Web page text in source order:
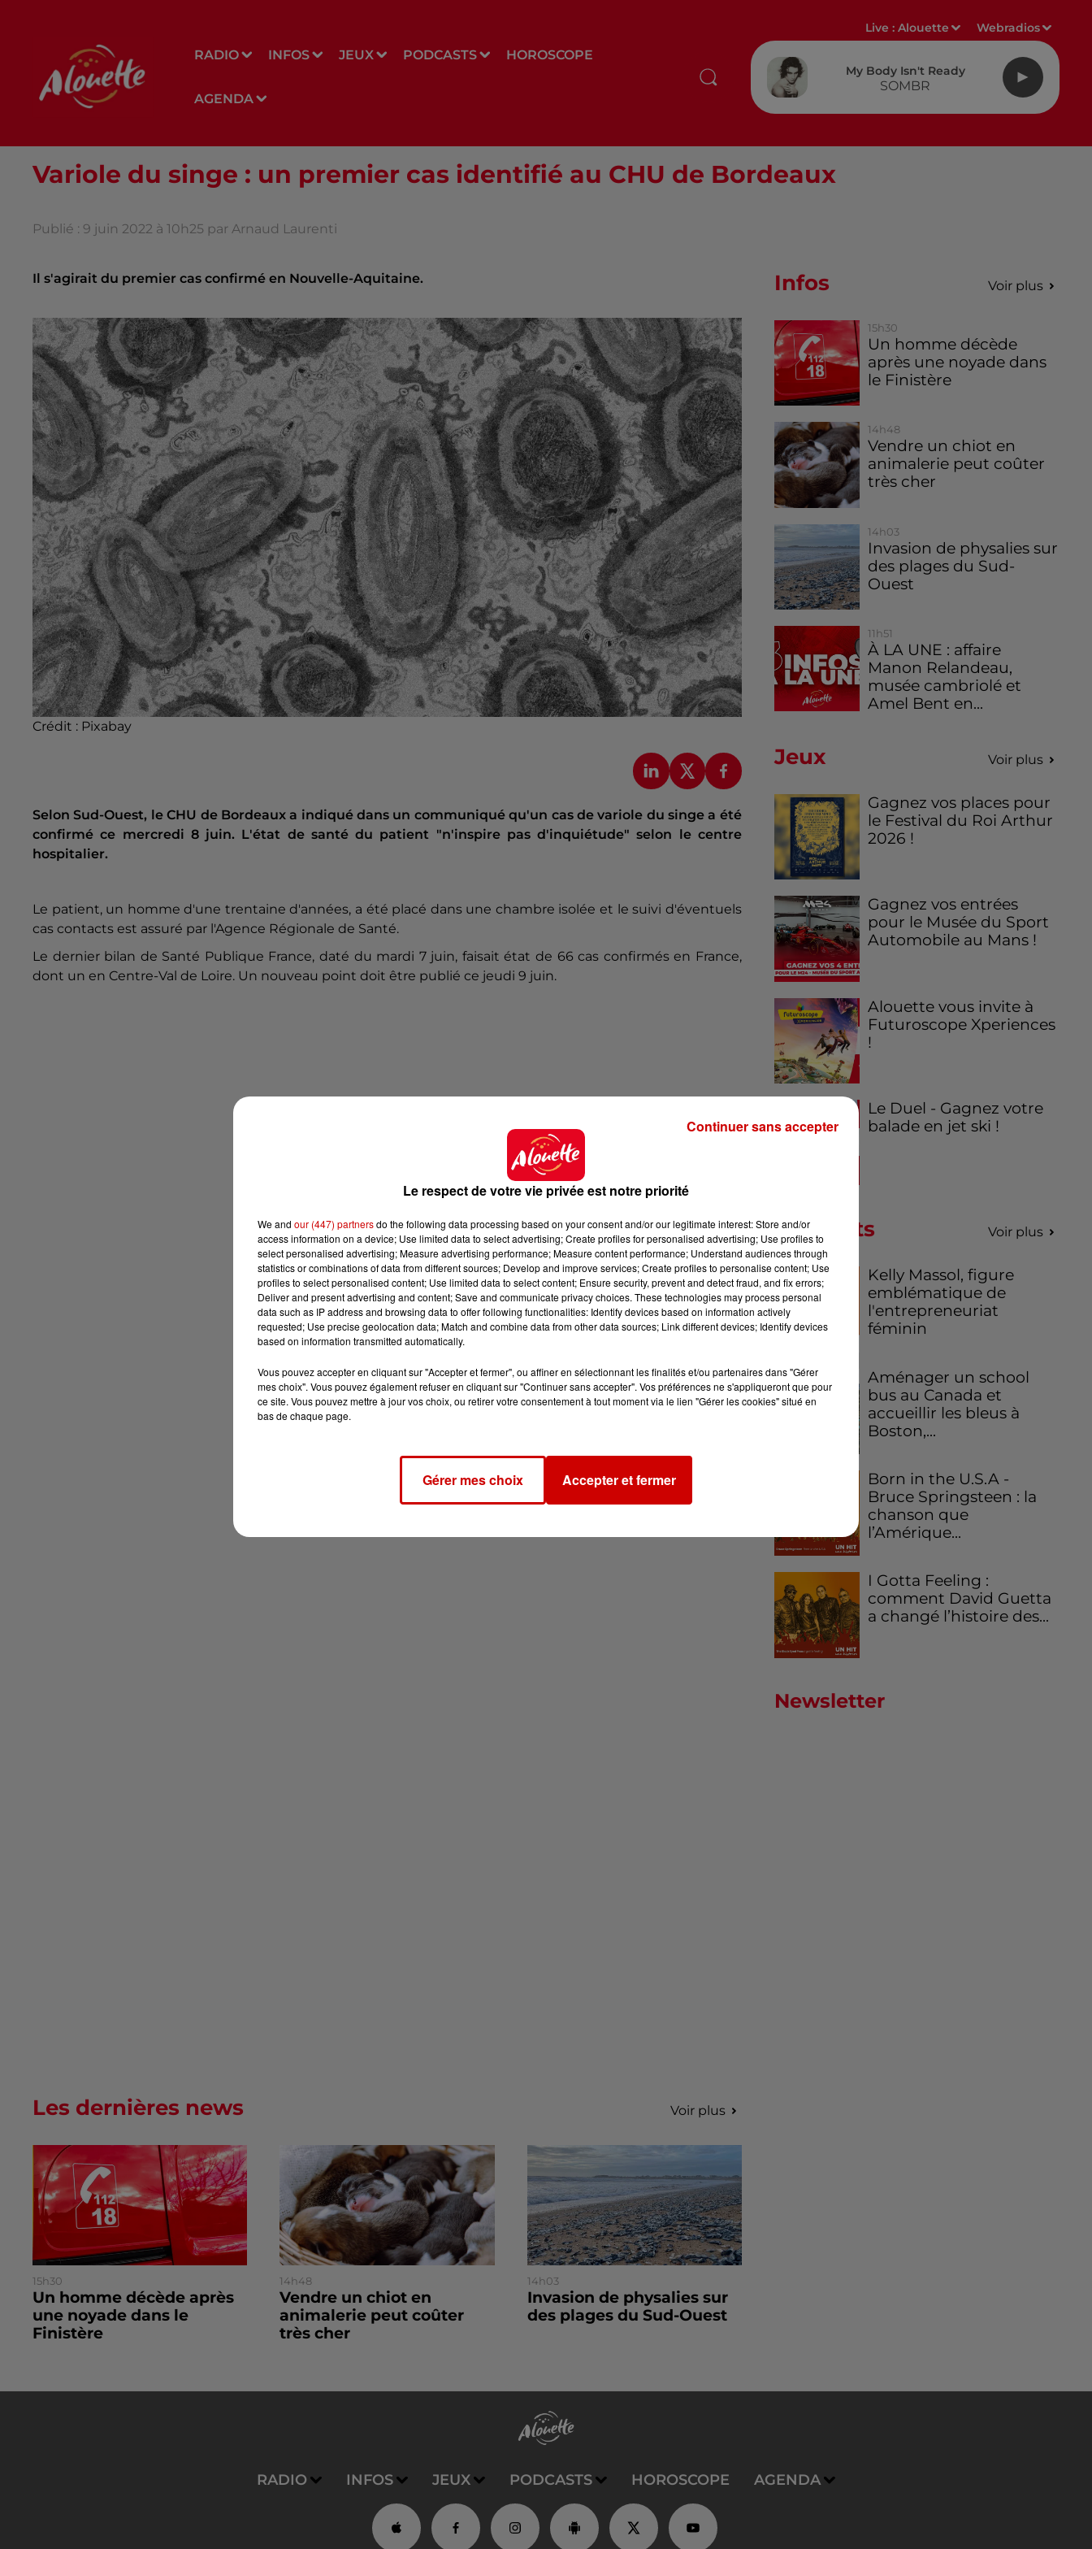
RADIO INFOS JEUX PODCASTS HOROSCOPE
AGENDA
Live :Alouette Webradios
My Body Isn't Ready
SOMBR
Variole du singe : un premier cas identifié au CHU de Bordeaux
Publié : 9 juin 2022 à 10h25 par Arnaud Laurenti
Il s'agirait du premier cas confirmé en Nouvelle-Aquitaine.
Crédit : Pixabay
Selon Sud-Ouest, le CHU de Bordeaux a indiqué dans un communiqué qu'un cas de variole du singe a été
confirmé ce mercredi 8 juin. L'état de santé du patient "n'inspire pas d'inquiétude" selon le centre
hospitalier.
Le patient, un homme d'une trentaine d'années, a été placé dans une chambre isolée et le suivi d'éventuels
cas contacts est assuré par l'Agence Régionale de Santé.
Le dernier bilan de Santé Publique France, daté du mardi 7 juin, faisait état de 66 cas confirmés en France,
dont un en Centre-Val de Loire. Un nouveau point doit être publié ce jeudi 9 juin.
Infos Voir plus
15h30
Un homme décède
après une noyade dans
le Finistère
14h48
Vendre un chiot en
animalerie peut coûter
très cher
14h03
Invasion de physalies sur
des plages du Sud-
Ouest
11h51
À LA UNE : affaire
Manon Relandeau,
musée cambriolé et
Amel Bent en...
Jeux Voir plus
Gagnez vos places pour
le Festival du Roi Arthur
2026 !
Gagnez vos entrées
pour le Musée du Sport
Automobile au Mans !
Alouette vous invite à
Futuroscope Xperiences
!
Le Duel - Gagnez votre
balade en jet ski !
Podcasts Voir plus
Kelly Massol, figure
emblématique de
l'entrepreneuriat
féminin
Aménager un school
bus au Canada et
accueillir les bleus à
Boston,...
Born in the U.S.A -
Bruce Springsteen : la
chanson que
l’Amérique...
I Gotta Feeling :
comment David Guetta
a changé l’histoire des...
Newsletter
Les dernières news Voir plus
15h30
Un homme décède après
une noyade dans le
Finistère
14h48
Vendre un chiot en
animalerie peut coûter
très cher
14h03
Invasion de physalies sur
des plages du Sud-Ouest
RADIO INFOS JEUX PODCASTS HOROSCOPE AGENDA
Le respect de votre vie privée est notre priorité
We and our (447) partnersdo the following data processing based on your consent and/or our legitimate interest: Store and/or
access information on a device; Use limited data to select advertising; Create profiles for personalised advertising; Use profiles to
select personalised advertising; Measure advertising performance; Measure content performance; Understand audiences through
statistics or combinations of data from different sources; Develop and improve services; Create profiles to personalise content; Use
profiles to select personalised content; Use limited data to select content; Ensure security, prevent and detect fraud, and fix errors;
Deliver and present advertising and content; Save and communicate privacy choices. These technologies may process personal
data such as IP address and browsing data to offer following functionalities: Identify devices based on information actively
requested; Use precise geolocation data; Match and combine data from other data sources; Link different devices; Identify devices
based on information transmitted automatically.
Vous pouvez accepter en cliquant sur "Accepter et fermer", ou affiner en sélectionnant les finalités et/ou partenaires dans "Gérer
mes choix". Vous pouvez également refuser en cliquant sur "Continuer sans accepter". Vos préférences ne s'appliqueront que pour
ce site. Vous pouvez mettre à jour vos choix, ou retirer votre consentement à tout moment via le lien "Gérer les cookies" situé en
bas de chaque page.
Gérer mes choix Accepter et fermer
Continuer sans accepter